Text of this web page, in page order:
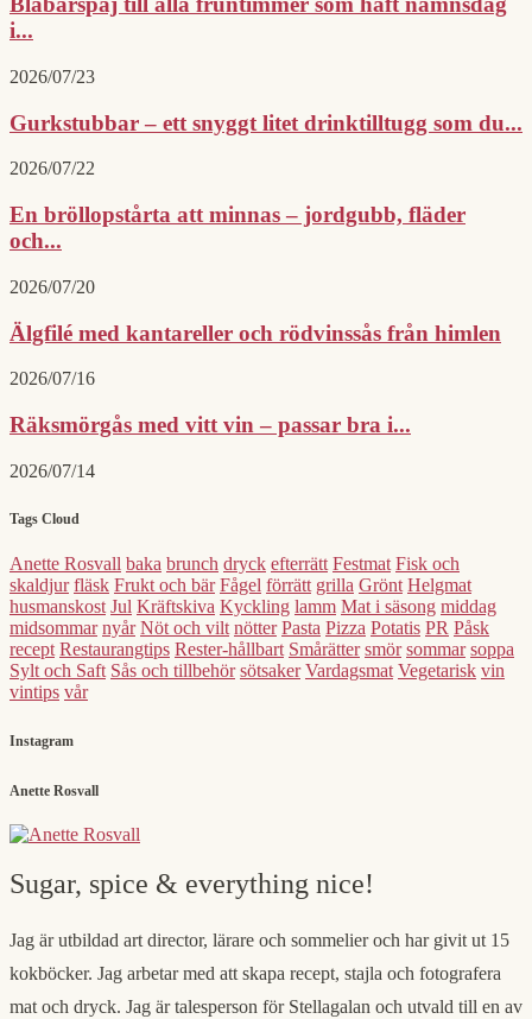
i...
2026/07/23
Gurkstubbar – ett snyggt litet drinktilltugg som du...
2026/07/22
En bröllopstårta att minnas – jordgubb, fläder
och...
2026/07/20
Älgfilé med kantareller och rödvinssås från himlen
2026/07/16
Räksmörgås med vitt vin – passar bra i...
2026/07/14
Tags Cloud
Anette Rosvall baka brunch dryck efterrätt Festmat Fisk och
skaldjur fläsk Frukt och bär Fågel förrätt grilla Grönt Helgmat
husmanskost Jul Kräftskiva Kyckling lamm Mat i säsong middag
midsommar nyår Nöt och vilt nötter Pasta Pizza Potatis PR Påsk
recept Restaurangtips Rester-hållbart Smårätter smör sommar soppa
Sylt och Saft Sås och tillbehör sötsaker Vardagsmat Vegetarisk vin
vintips vår
Instagram
Anette Rosvall
Sugar, spice & everything nice!
Jag är utbildad art director, lärare och sommelier och har givit ut 15
kokböcker. Jag arbetar med att skapa recept, stajla och fotografera
mat och dryck. Jag är talesperson för Stellagalan och utvald till en av